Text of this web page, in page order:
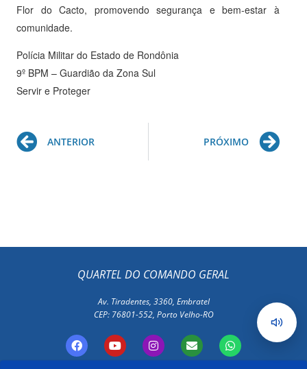
Flor do Cacto, promovendo segurança e bem-estar à
comunidade.
Polícia Militar do Estado de Rondônia
9º BPM – Guardião da Zona Sul
Servir e Proteger
Prev
ANTERIOR PRÓXIMO
QUARTEL DO COMANDO GERAL
Av. Tiradentes, 3360, Embratel
CEP: 76801-552, Porto Velho-RO
F
a
c
Y
o
u
I
n
s
E
n
v
W
h
a